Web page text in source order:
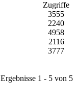
Zugriffe
3555
2240
4958
2116
3777
Ergebnisse 1 - 5 von 5